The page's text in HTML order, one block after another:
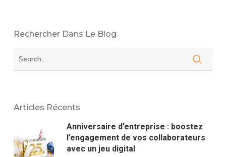
Rechercher Dans Le Blog
Articles Récents
Anniversaire d’entreprise : boostez
l’engagement de vos collaborateurs
avec un jeu digital